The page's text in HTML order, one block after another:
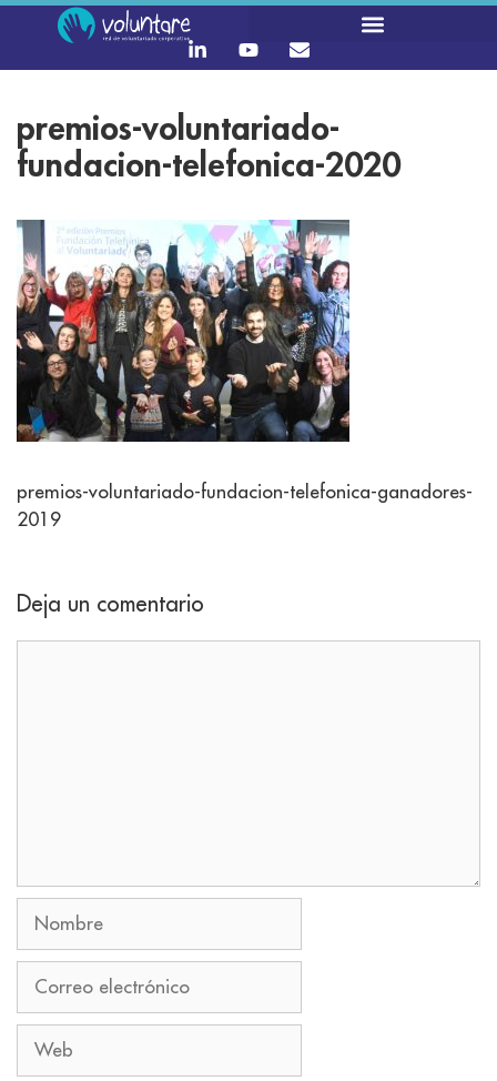
premios-voluntariado-
fundacion-telefonica-2020
premios-voluntariado-fundacion-telefonica-ganadores-
2019
Deja un comentario